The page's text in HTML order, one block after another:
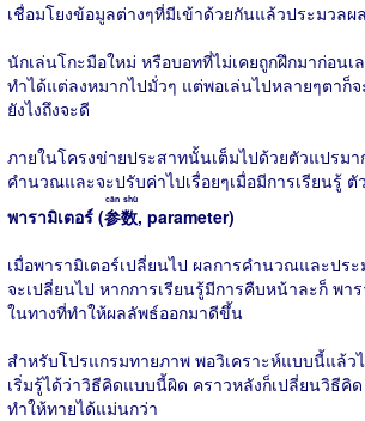
เชื่อมโยงข้อมูลต่างๆที่มีเข้าด้วยกันแล้วประมวลผ
นักเล่นโกะมือใหม่ หรือบอทที่ไม่เคยถูกฝึกมาก่อนเ
ทำได้แต่ลงหมากไปมั่วๆ แต่พอเล่นไปหลายๆตาก็
ยังไงถึงจะดี
ภายในโครงข่ายประสาทนั้นเต็มไปด้วยตัวแปรม
คำนวณและจะปรับค่าไปเรื่อยๆเมื่อมีการเรียนรู้ ตั
พารามิเตอร์ (参数
cān shù
, parameter)
เมื่อพารามิเตอร์เปลี่ยนไป ผลการคำนวณและปร
จะเปลี่ยนไป หากการเรียนรู้มีการคืบหน้าละก็ พา
ในทางที่ทำให้ผลลัพธ์ออกมาดีขึ้น
สำหรับโปรแกรมทายภาพ พอวิเคราะห์แบบนี้แล้
เริ่มรู้ได้ว่าวิธีคิดแบบนี้ผิด คราวหลังก็เปลี่ยนวิธีคิ
ทำให้ทายได้แม่นกว่า